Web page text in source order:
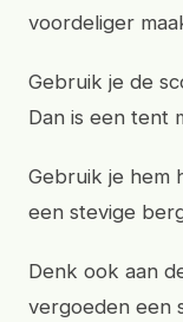
voordeliger
Gebruik je de
Dan is een tent
Gebruik je hem
een stevige
Denk ook aan
vergoeden een